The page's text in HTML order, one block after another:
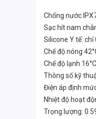
Chống nước
Sạc hít nam
Silicone Y tế:
Chế độ nóng
Chế độ lạnh
Thông số kỹ
Điện áp định
Nhiệt độ hoạt
Trọng lượng: